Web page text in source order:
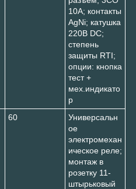
10A; контакты
AgNi; катушка
220В DC;
степень
защиты RTI;
опции: кнопка
тест +
мех.индикато
р
60
Универсальн
ое
электромехан
ическое реле;
монтаж в
розетку 11-
штырьковый